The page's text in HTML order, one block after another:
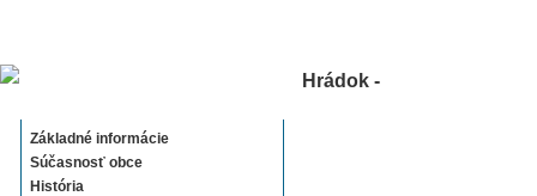
Základné informácie
Súčasnosť obce
História
Hrádok -